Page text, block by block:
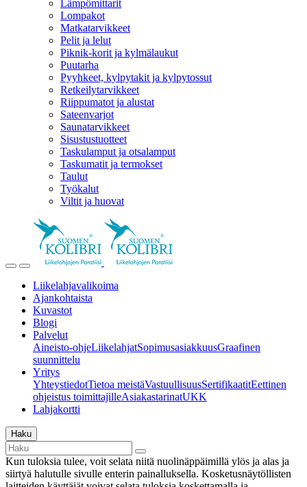
Lämpömittarit
Lompakot
Matkatarvikkeet
Pelit ja lelut
Piknik-korit ja kylmälaukut
Puutarha
Pyyhkeet, kylpytakit ja kylpytossut
Retkeilytarvikkeet
Riippumatot ja alustat
Sateenvarjot
Saunatarvikkeet
Sisustustuotteet
Taskulamput ja otsalamput
Taskumatit ja termokset
Taulut
Työkalut
Viltit ja huovat
Liikelahjavalikoima
Ajankohtaista
Kuvastot
Blogi
Palvelut
Aineisto-ohjeLiikelahjatSopimusasiakkuusGraafinen
suunnittelu
Yritys
YhteystiedotTietoa meistäVastuullisuusSertifikaatitEettinen
ohjeistus toimittajilleAsiakastarinatUKK
Lahjakortti
Haku
Kun tuloksia tulee, voit selata niitä nuolinäppäimillä ylös ja alas ja
siirtyä halutulle sivulle enterin painalluksella. Kosketusnäytöllisten